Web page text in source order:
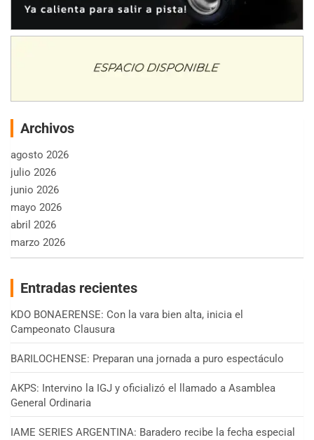
Archivos
agosto 2026
julio 2026
junio 2026
mayo 2026
abril 2026
marzo 2026
Entradas recientes
KDO BONAERENSE: Con la vara bien alta, inicia el
Campeonato Clausura
BARILOCHENSE: Preparan una jornada a puro espectáculo
AKPS: Intervino la IGJ y oficializó el llamado a Asamblea
General Ordinaria
IAME SERIES ARGENTINA: Baradero recibe la fecha especial